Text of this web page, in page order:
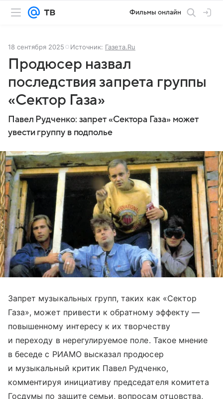
Фильмы онлайн
18 сентября 2025 Источник: Газета.Ru
Продюсер назвал
последствия запрета группы
«Сектор Газа»
Павел Рудченко: запрет «Сектора Газа» может
увести группу в подполье
Запрет музыкальных групп, таких как «Сектор
Газа», может привести к обратному эффекту —
повышенному интересу к их творчеству
и переходу в нерегулируемое поле. Такое мнение
в беседе с РИАМО высказал продюсер
и музыкальный критик Павел Рудченко,
комментируя инициативу председателя комитета
Госдумы по защите семьи, вопросам отцовства,